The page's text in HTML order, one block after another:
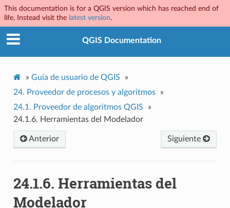
This documentation is for a QGIS version which has reached end of
life. Instead visit the latest version.
QGIS Documentation
» Guía de usuario de QGIS
»
24. Proveedor de procesos y algoritmos
»
24.1. Proveedor de algoritmos QGIS
»
24.1.6. Herramientas del Modelador
Anterior Siguiente
24.1.6. Herramientas del
Modelador